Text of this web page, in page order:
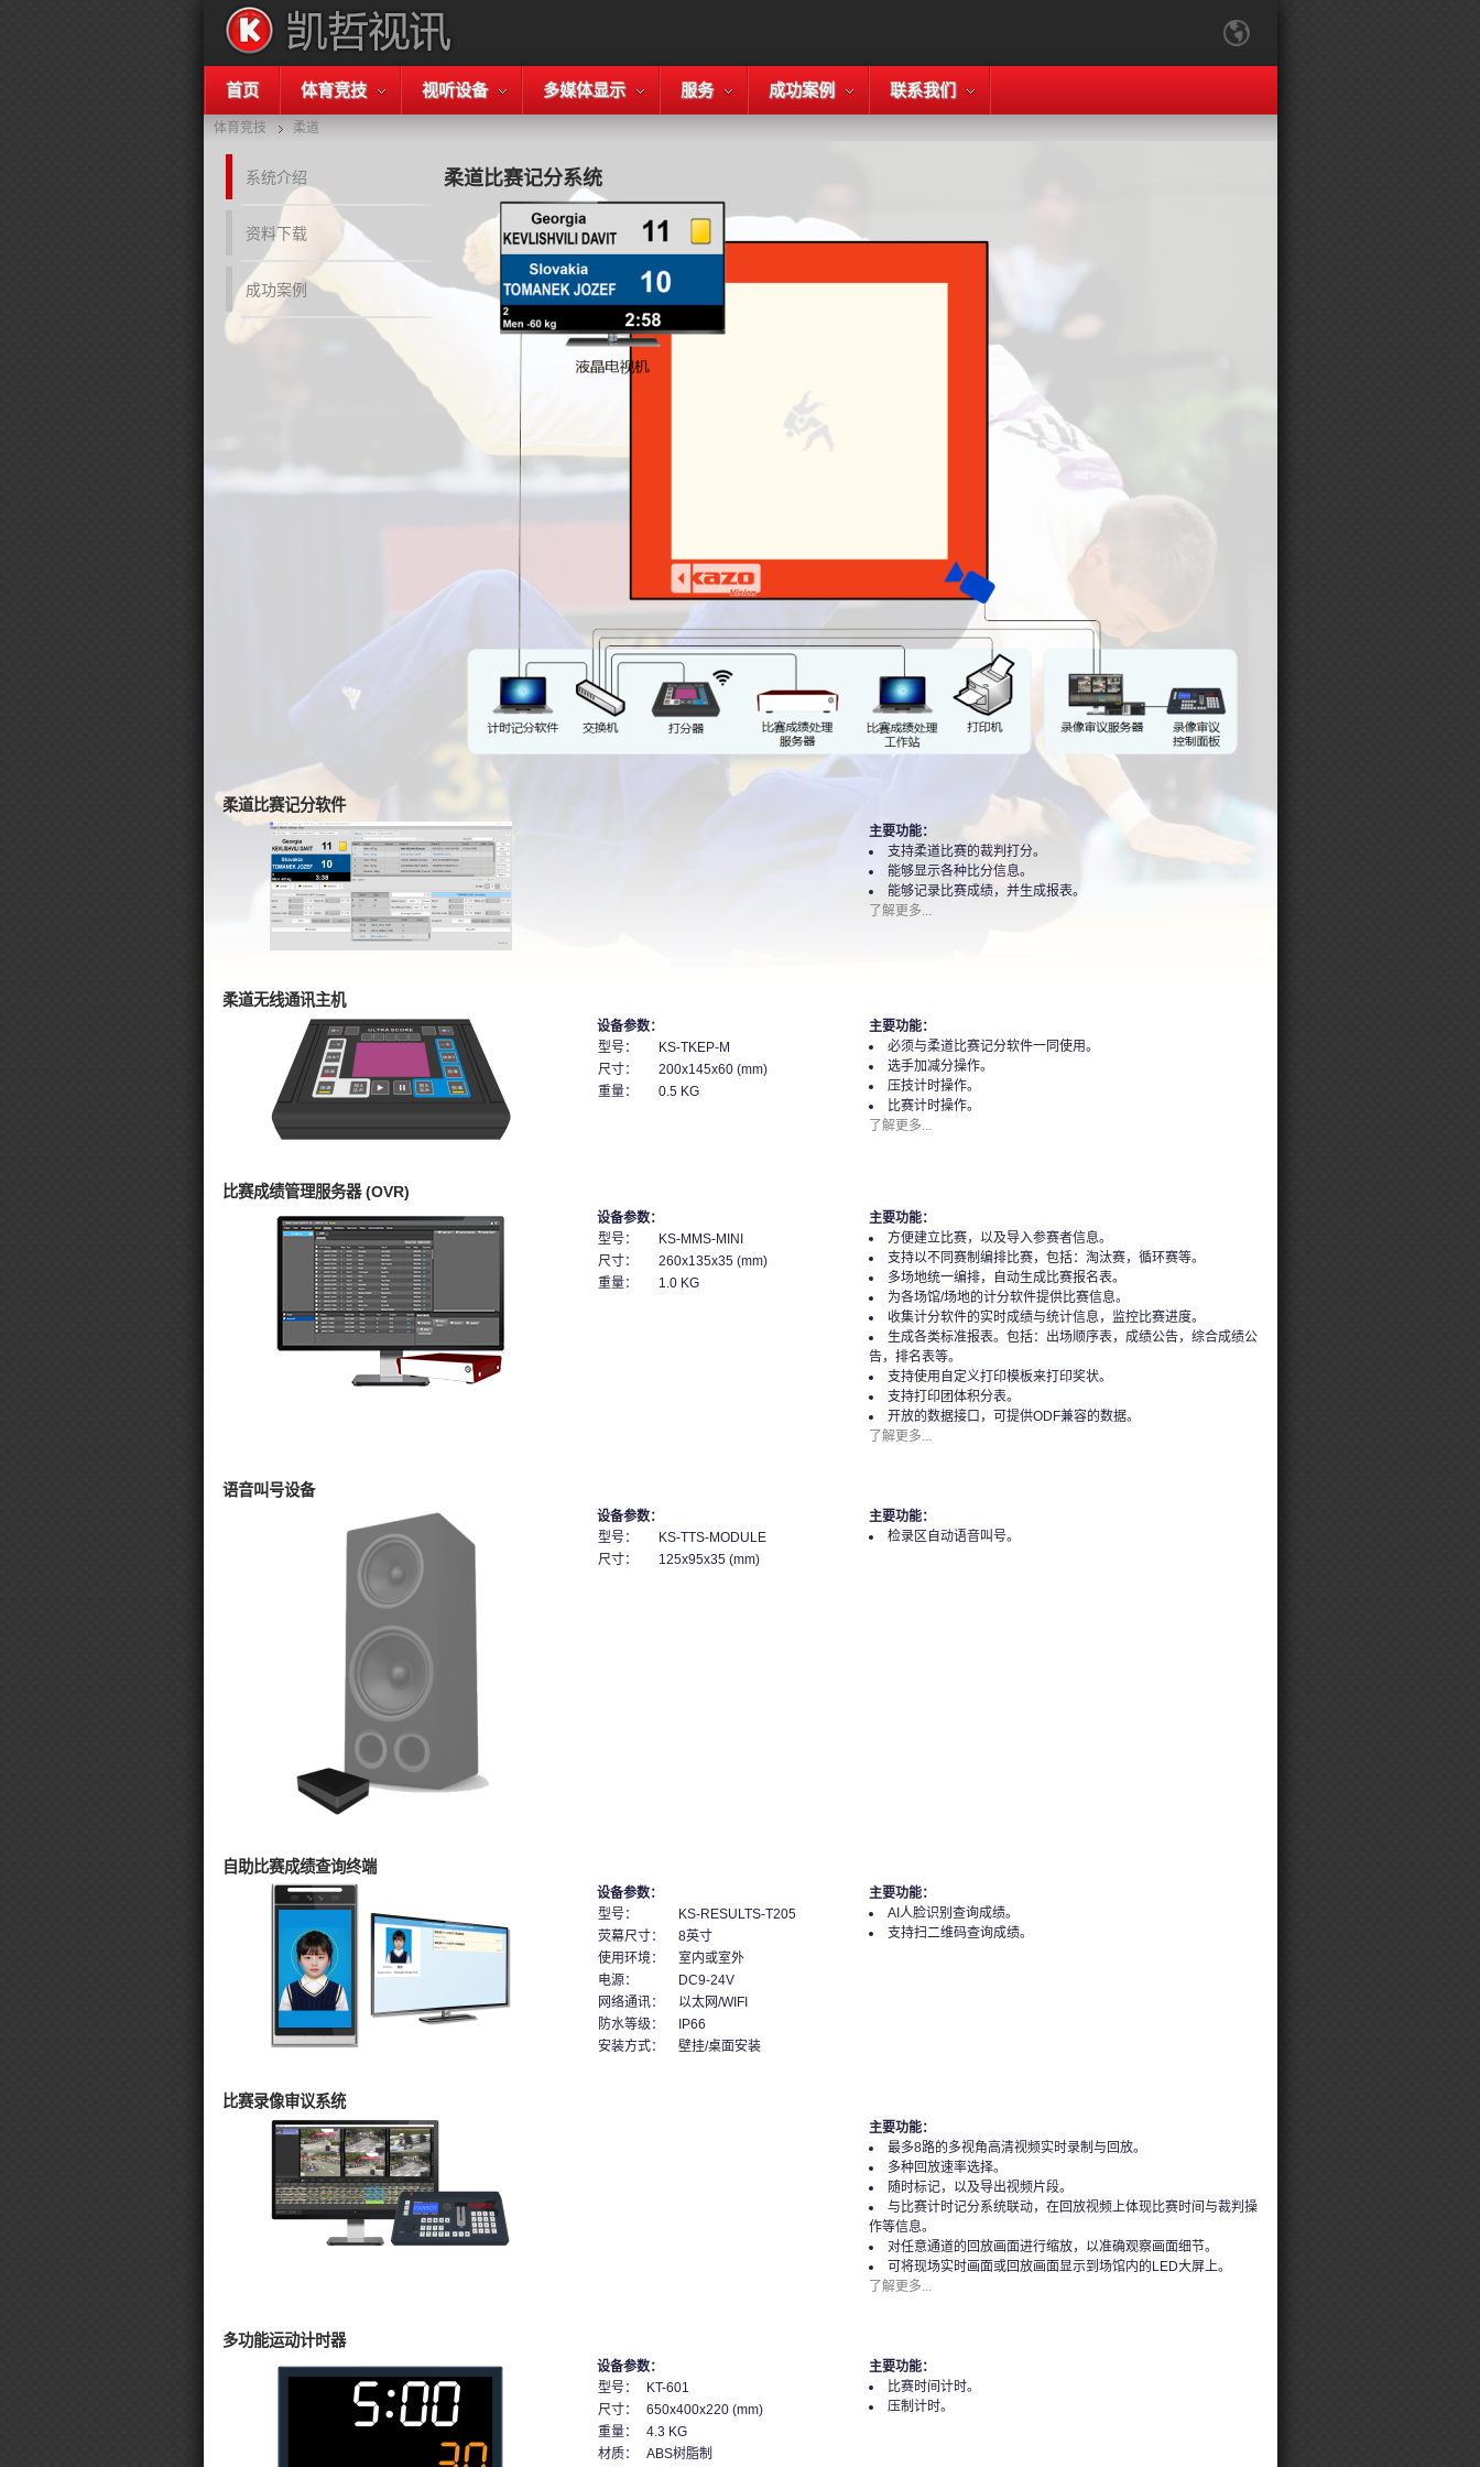
首页 体育竞技 视听设备 多媒体显示 服务 成功案例 联系我们
体育竞技 柔道
系统介绍
资料下载
成功案例
柔道比赛记分系统
柔道比赛记分软件
主要功能：
支持柔道比赛的裁判打分。
能够显示各种比分信息。
能够记录比赛成绩，并生成报表。
了解更多...
柔道无线通讯主机
设备参数：
型号：
KS-TKEP-M
尺寸：
200x145x60 (mm)
重量：
0.5 KG
主要功能：
必须与柔道比赛记分软件一同使用。
选手加减分操作。
压技计时操作。
比赛计时操作。
了解更多...
比赛成绩管理服务器 (OVR)
设备参数：
型号：
KS-MMS-MINI
尺寸：
260x135x35 (mm)
重量：
1.0 KG
主要功能：
方便建立比赛，以及导入参赛者信息。
支持以不同赛制编排比赛，包括：淘汰赛，循环赛等。
多场地统一编排，自动生成比赛报名表。
为各场馆/场地的计分软件提供比赛信息。
收集计分软件的实时成绩与统计信息，监控比赛进度。
生成各类标准报表。包括：出场顺序表，成绩公告，综合成绩公
告，排名表等。
支持使用自定义打印模板来打印奖状。
支持打印团体积分表。
开放的数据接口，可提供ODF兼容的数据。
了解更多...
语音叫号设备
设备参数：
型号：
KS-TTS-MODULE
尺寸：
125x95x35 (mm)
主要功能：
检录区自动语音叫号。
自助比赛成绩查询终端
设备参数：
型号：
KS-RESULTS-T205
荧幕尺寸：
8英寸
使用环境：
室内或室外
电源：
DC9-24V
网络通讯：
以太网/WIFI
防水等级：
IP66
安装方式：
壁挂/桌面安装
主要功能：
AI人脸识别查询成绩。
支持扫二维码查询成绩。
比赛录像审议系统
主要功能：
最多8路的多视角高清视频实时录制与回放。
多种回放速率选择。
随时标记，以及导出视频片段。
与比赛计时记分系统联动，在回放视频上体现比赛时间与裁判操
作等信息。
对任意通道的回放画面进行缩放，以准确观察画面细节。
可将现场实时画面或回放画面显示到场馆内的LED大屏上。
了解更多...
多功能运动计时器
设备参数：
型号：
KT-601
尺寸：
650x400x220 (mm)
重量：
4.3 KG
材质：
ABS树脂制
主要功能：
比赛时间计时。
压制计时。